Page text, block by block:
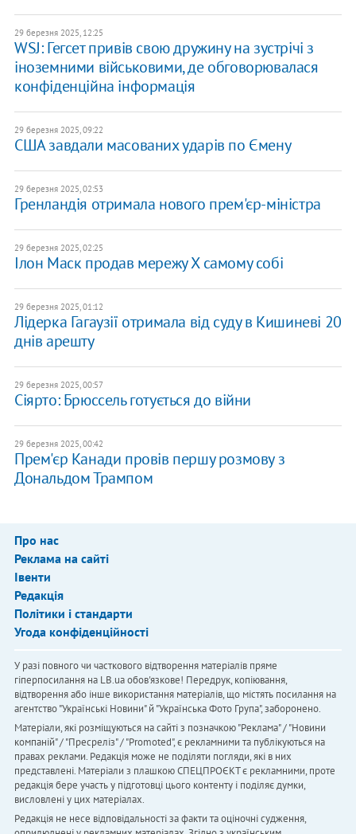
29 березня 2025, 12:25
WSJ: Гегсет привів свою дружину на зустрічі з
іноземними військовими, де обговорювалася
конфіденційна інформація
29 березня 2025, 09:22
США завдали масованих ударів по Ємену
29 березня 2025, 02:53
Гренландія отримала нового прем'єр-міністра
29 березня 2025, 02:25
Ілон Маск продав мережу X самому собі
29 березня 2025, 01:12
Лідерка Гагаузії отримала від суду в Кишиневі 20
днів арешту
29 березня 2025, 00:57
Сіярто: Брюссель готується до війни
29 березня 2025, 00:42
Прем'єр Канади провів першу розмову з
Дональдом Трампом
Про нас
Реклама на сайті
Івенти
Редакція
Політики і стандарти
Угода конфіденційності
У разі повного чи часткового відтворення матеріалів пряме
гіперпосилання на LB.ua обов'язкове! Передрук, копіювання,
відтворення або інше використання матеріалів, що містять посилання на
агентство "Українськi Новини" й "Українська Фото Група", заборонено.
Матеріали, які розміщуються на сайті з позначкою "Реклама" / "Новини
компаній" / "Пресреліз" / "Promoted", є рекламними та публікуються на
правах реклами. Редакція може не поділяти погляди, які в них
представлені. Матеріали з плашкою СПЕЦПРОЄКТ є рекламними, проте
редакція бере участь у підготовці цього контенту і поділяє думки,
висловлені у цих матеріалах.
Редакція не несе відповідальності за факти та оціночні судження,